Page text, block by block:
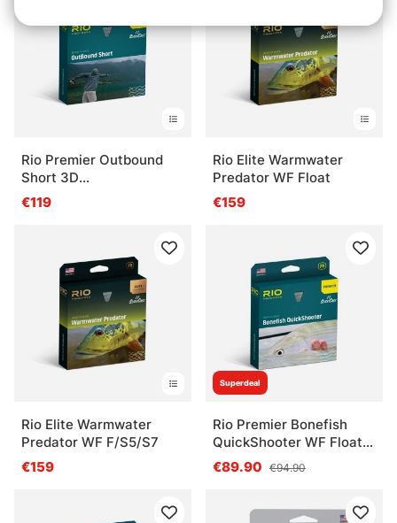
Rio Premier Outbound
Short 3D
Intermediate/Sink5/Sink7
Fly Line
€119
Rio Elite Warmwater
Predator WF Float
€159
Rio Elite Warmwater
Predator WF F/S5/S7
€159
Superdeal
Rio Premier Bonefish
QuickShooter WF Float
Fly Line - # 5
€89.90 €94.90